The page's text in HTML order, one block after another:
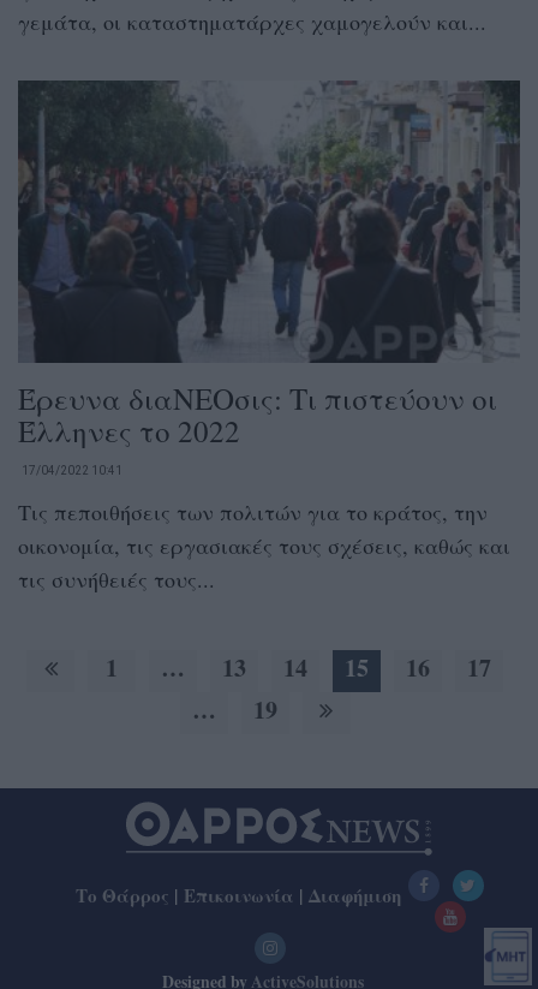
γεμάτα, οι καταστηματάρχες χαμογελούν και...
Έρευνα διαΝΕΟσις: Tι πιστεύουν οι
Έλληνες το 2022
17/04/2022 10:41
Τις πεποιθήσεις των πολιτών για το κράτος, την
οικονομία, τις εργασιακές τους σχέσεις, καθώς και
τις συνήθειές τους...
1 … 13 14 15 16
17
…
19
Το Θάρρος | Επικοινωνία | Διαφήμιση
Designed by ActiveSolutions